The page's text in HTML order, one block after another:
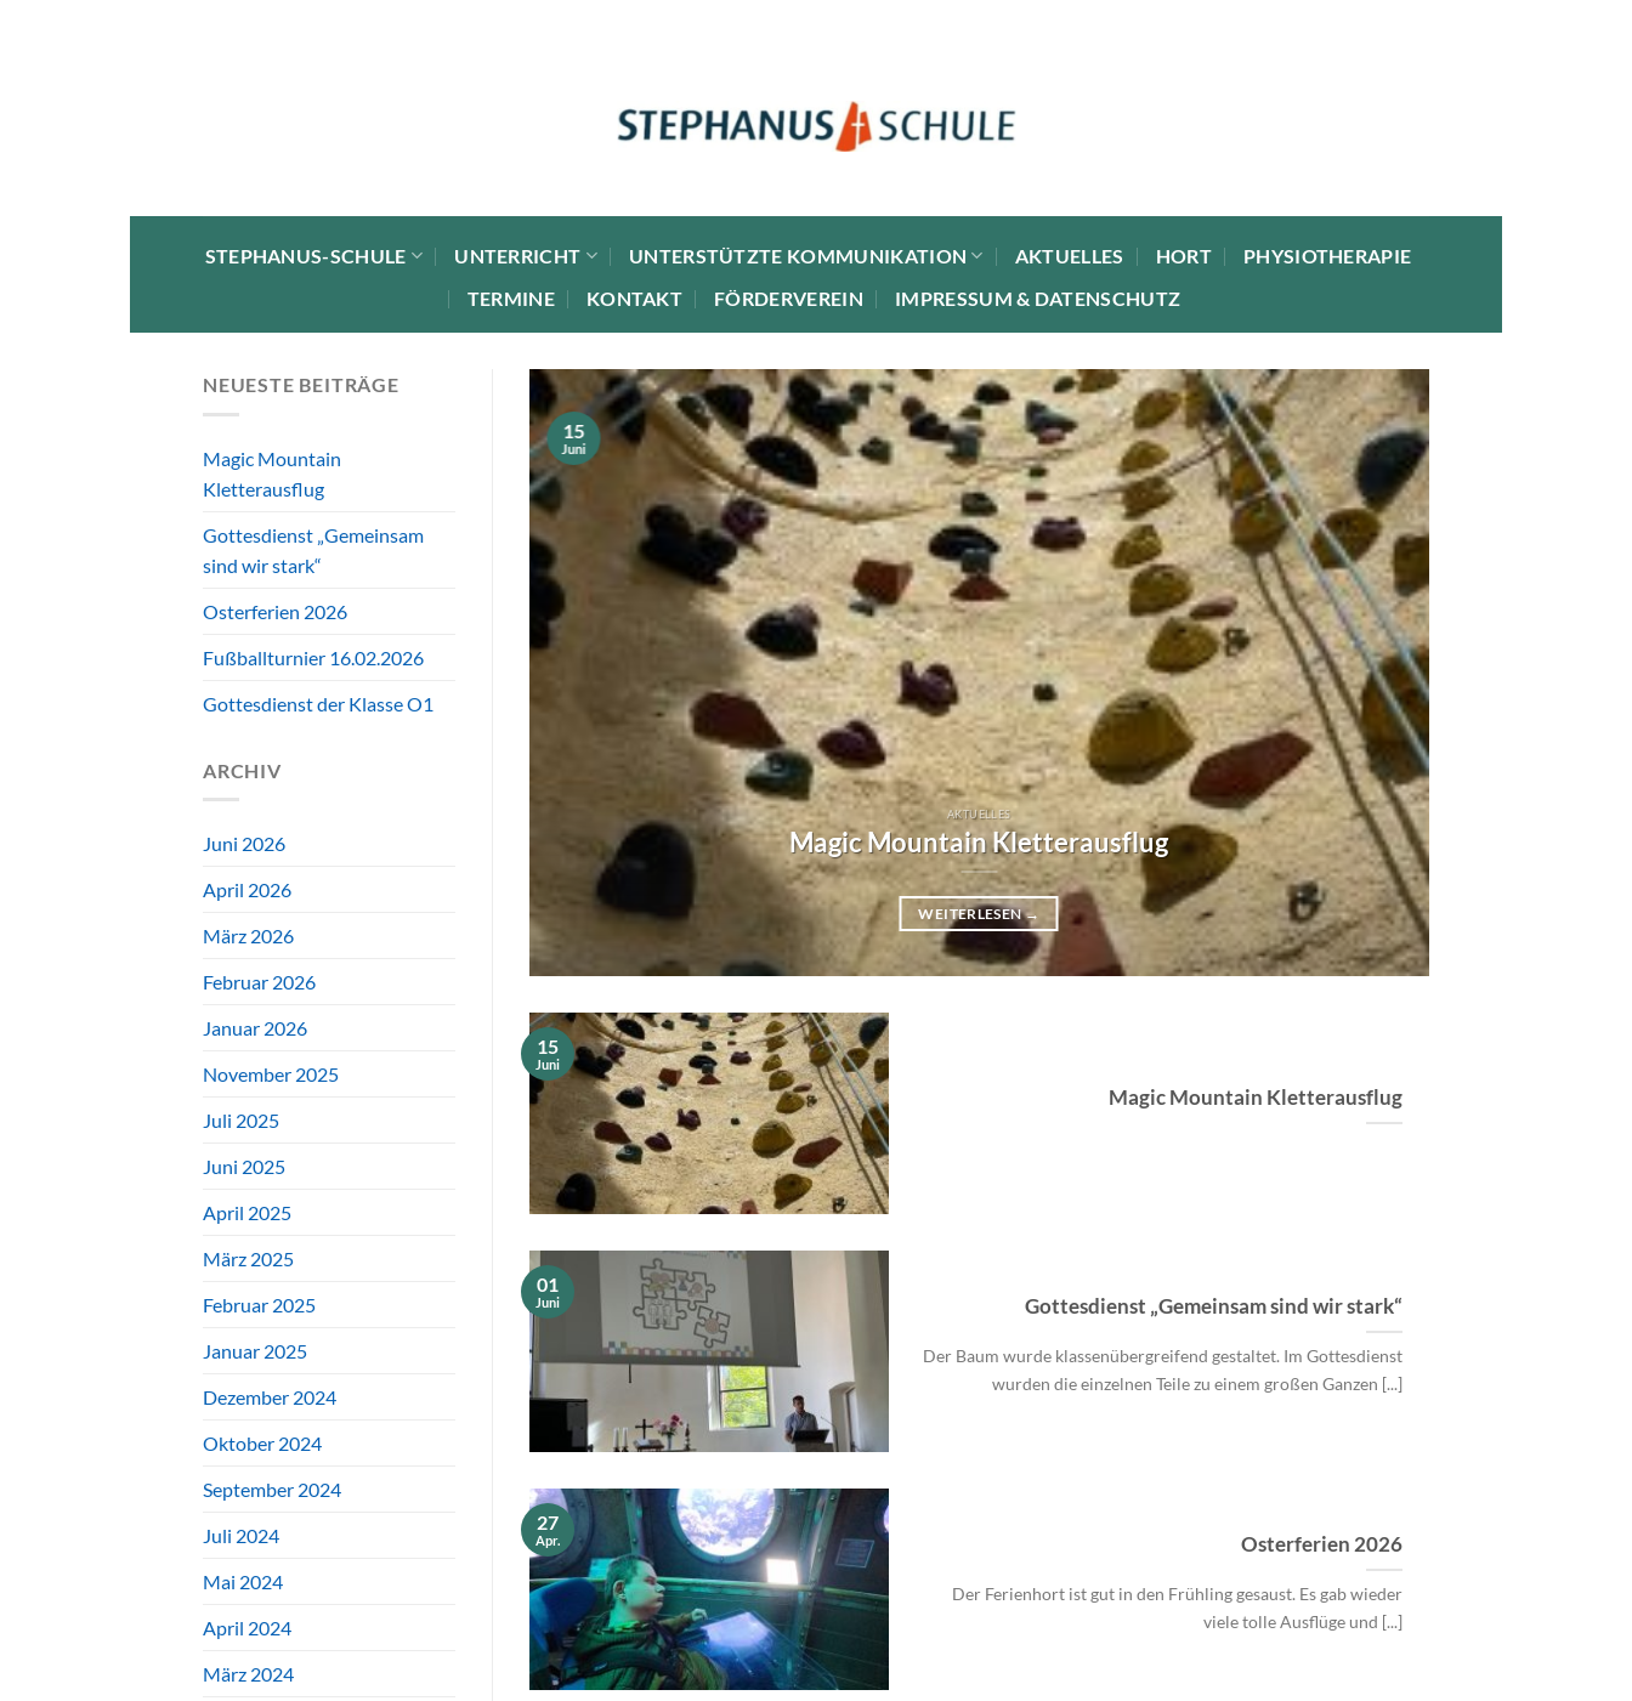
STEPHANUS-SCHULE UNTERRICHT UNTERSTÜTZTE KOMMUNIKATION AKTUELLES HORT
PHYSIOTHERAPIE
TERMINE
KONTAKT FÖRDERVEREIN IMPRESSUM & DATENSCHUTZ
NEUESTE BEITRÄGE
Magic Mountain
Kletterausflug
Gottesdienst „Gemeinsam
sind wir stark“
Osterferien 2026
Fußballturnier 16.02.2026
Gottesdienst der Klasse O1
ARCHIV
Juni 2026
April 2026
März 2026
Februar 2026
Januar 2026
November 2025
Juli 2025
Juni 2025
April 2025
März 2025
Februar 2025
Januar 2025
Dezember 2024
Oktober 2024
September 2024
Juli 2024
Mai 2024
April 2024
März 2024
AKTUELLES
Magic Mountain Kletterausflug
WEITERLESEN→
15
Juni
der Klasse O1
Magic Mountain Kletterausflug
15
Juni
Gottesdienst „Gemeinsam sind wir stark“
Der Baum wurde klassenübergreifend gestaltet. Im Gottesdienst
wurden die einzelnen Teile zu einem großen Ganzen [...]
01
Juni
Osterferien 2026
Der Ferienhort ist gut in den Frühling gesaust. Es gab wieder
viele tolle Ausflüge und [...]
27
Apr.